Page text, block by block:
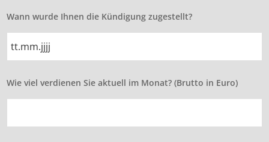
Punkt
MM
Punkt
JJJJ
Wann wurde Ihnen die Kündigung zugestellt?
Punkt
MM
JJJJ
Wie viel verdienen Sie aktuell im Monat? (Brutto in Euro)